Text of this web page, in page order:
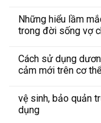
Những hiểu lầm
trong đời sống vợ
Cách sử dụng
cảm mới trên cơ thể
vệ sinh, bảo quản
dụng